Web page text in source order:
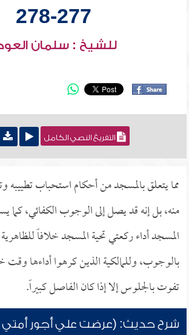
277-278
للشيخ : سلمان
التفريغ النصي الكامل
مما يتعلق بالمسجد من أحكام استحباب تطييبه
منه، بل إنه قد يصل إلى الوجوب الكفائي،
المسجد أداء ركعتي تحية المسجد خلافاً
بالوجوب، وللمالكية الذين كرهوا أداءها وقت
تفوت بالجلوس إلا إذا كان الفاصل كبيراً.
شرح حديث: (عرضت علي أجور